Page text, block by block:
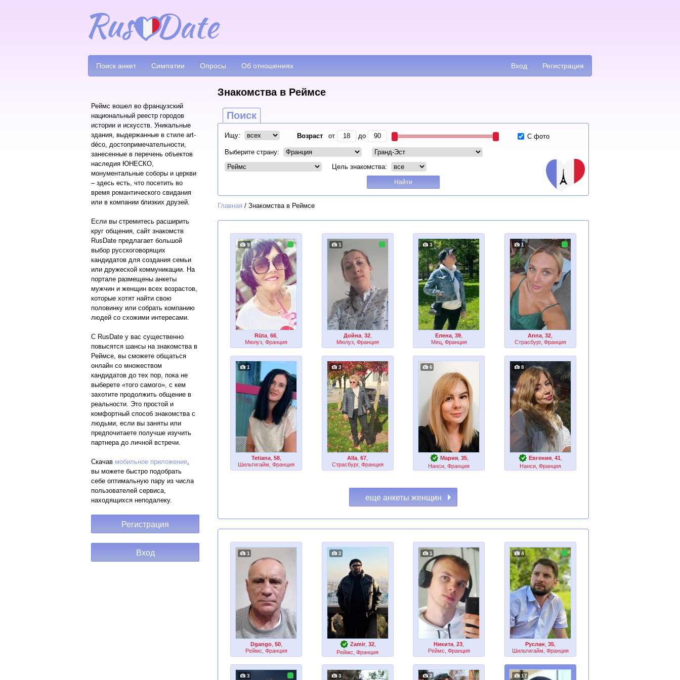
Поиск анкет Симпатии Опросы Об отношениях Регистрация
Вход
Реймс вошел во французский
национальный реестр городов
истории и искусств. Уникальные
здания, выдержанные в стиле art-
déco, достопримечательности,
занесенные в перечень объектов
наследия ЮНЕСКО,
монументальные соборы и церкви
– здесь есть, что посетить во
время романтического свидания
или в компании близких друзей.
Если вы стремитесь расширить
круг общения, сайт знакомств
RusDate предлагает большой
выбор русскоговорящих
кандидатов для создания семьи
или дружеской коммуникации. На
портале размещены анкеты
мужчин и женщин всех возрастов,
которые хотят найти свою
половинку или собрать компанию
людей со схожими интересами.
С RusDate у вас существенно
повысятся шансы на знакомства в
Реймсе, вы сможете общаться
онлайн со множеством
кандидатов до тех пор, пока не
выберете «того самого», с кем
захотите продолжить общение в
реальности. Это простой и
комфортный способ знакомства с
людьми, если вы заняты или
предпочитаете получше изучить
партнера до личной встречи.
Скачав мобильное приложение,
вы можете быстро подобрать
себе оптимальную пару из числа
пользователей сервиса,
находящихся неподалеку.
Знакомства в Реймсе
Поиск
Ищу: Возраст от до С фото
Выберите страну:
Цель знакомства:
Главная / Знакомства в Реймсе
9
Rūta ,66
Мюлуз, Франция
1
Дойна, 32,
Мюлуз, Франция
3
Елена ,39
Мец, Франция
1
Anna ,32
Страсбург, Франция
1
Tetiana, 58,
Шильтигайм, Франция
3
Alla ,67
Страсбург, Франция
6
Мария, 35,
Нанси, Франция
8
Евгения ,41
Нанси, Франция
1
Dgango, 50,
Реймс, Франция
2
Zamir, 32,
Реймс, Франция
1
Никита ,23
Реймс, Франция
4
Руслан 35,
Шильтигайм, Франция
3 3 2 17